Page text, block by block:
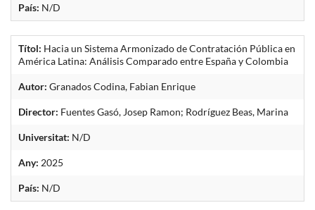
País: N/D
Títol: Hacia un Sistema Armonizado de Contratación Pública en
América Latina: Análisis Comparado entre España y Colombia
Autor: Granados Codina, Fabian Enrique
Director: Fuentes Gasó, Josep Ramon; Rodríguez Beas, Marina
Universitat: N/D
Any: 2025
País: N/D